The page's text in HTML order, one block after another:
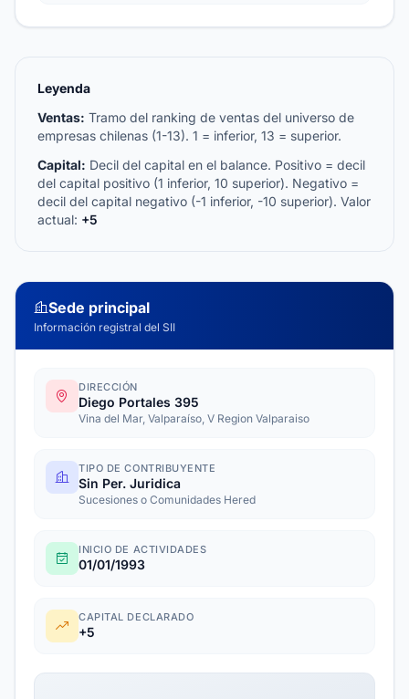
Leyenda
Ventas: Tramo del ranking de ventas del universo de
empresas chilenas (1-13). 1 = inferior, 13 = superior.
Capital: Decil del capital en el balance. Positivo = decil
del capital positivo (1 inferior, 10 superior). Negativo =
decil del capital negativo (-1 inferior, -10 superior). Valor
actual: +5
Sede principal
Información registral del SII
DIRECCIÓN
Diego Portales 395
Vina del Mar, Valparaíso, V Region Valparaiso
TIPO DE CONTRIBUYENTE
Sin Per. Juridica
Sucesiones o Comunidades Hered
INICIO DE ACTIVIDADES
01/01/1993
CAPITAL DECLARADO
+5